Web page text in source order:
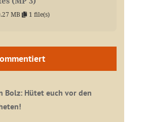
MB 1 file(s)
Bolz: Hütet euch vor den